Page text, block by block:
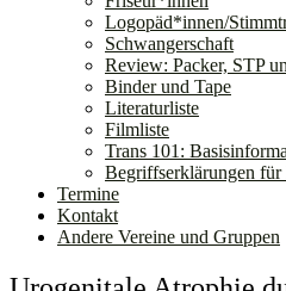
Logopäd*innen/
Schwangerschaft
Review: Packer, STP
Binder und Tape
Literaturliste
Filmliste
Trans 101:
Begriffserklärungen für
Termine
Kontakt
Andere Vereine und Gruppen